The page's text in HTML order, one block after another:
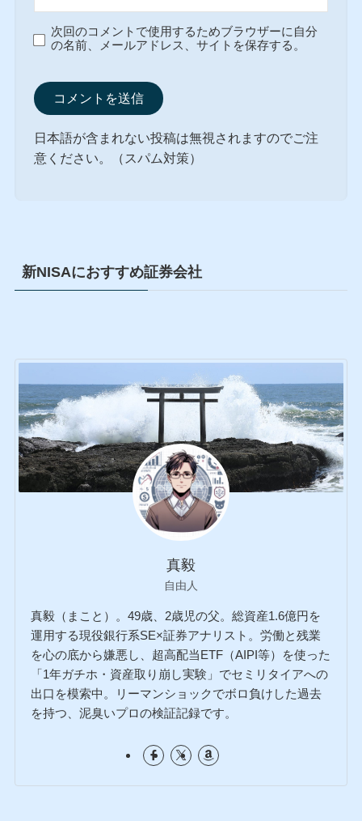
次回のコメントで使用するためブラウザーに自分
の名前、メールアドレス、サイトを保存する。
日本語が含まれない投稿は無視されますのでご注
意ください。（スパム対策）
新NISAにおすすめ証券会社
真毅